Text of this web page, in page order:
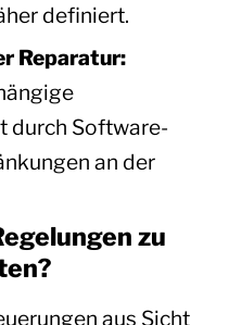
definiert.
Reparatur:
durch Software-
an der
zu
aus Sicht